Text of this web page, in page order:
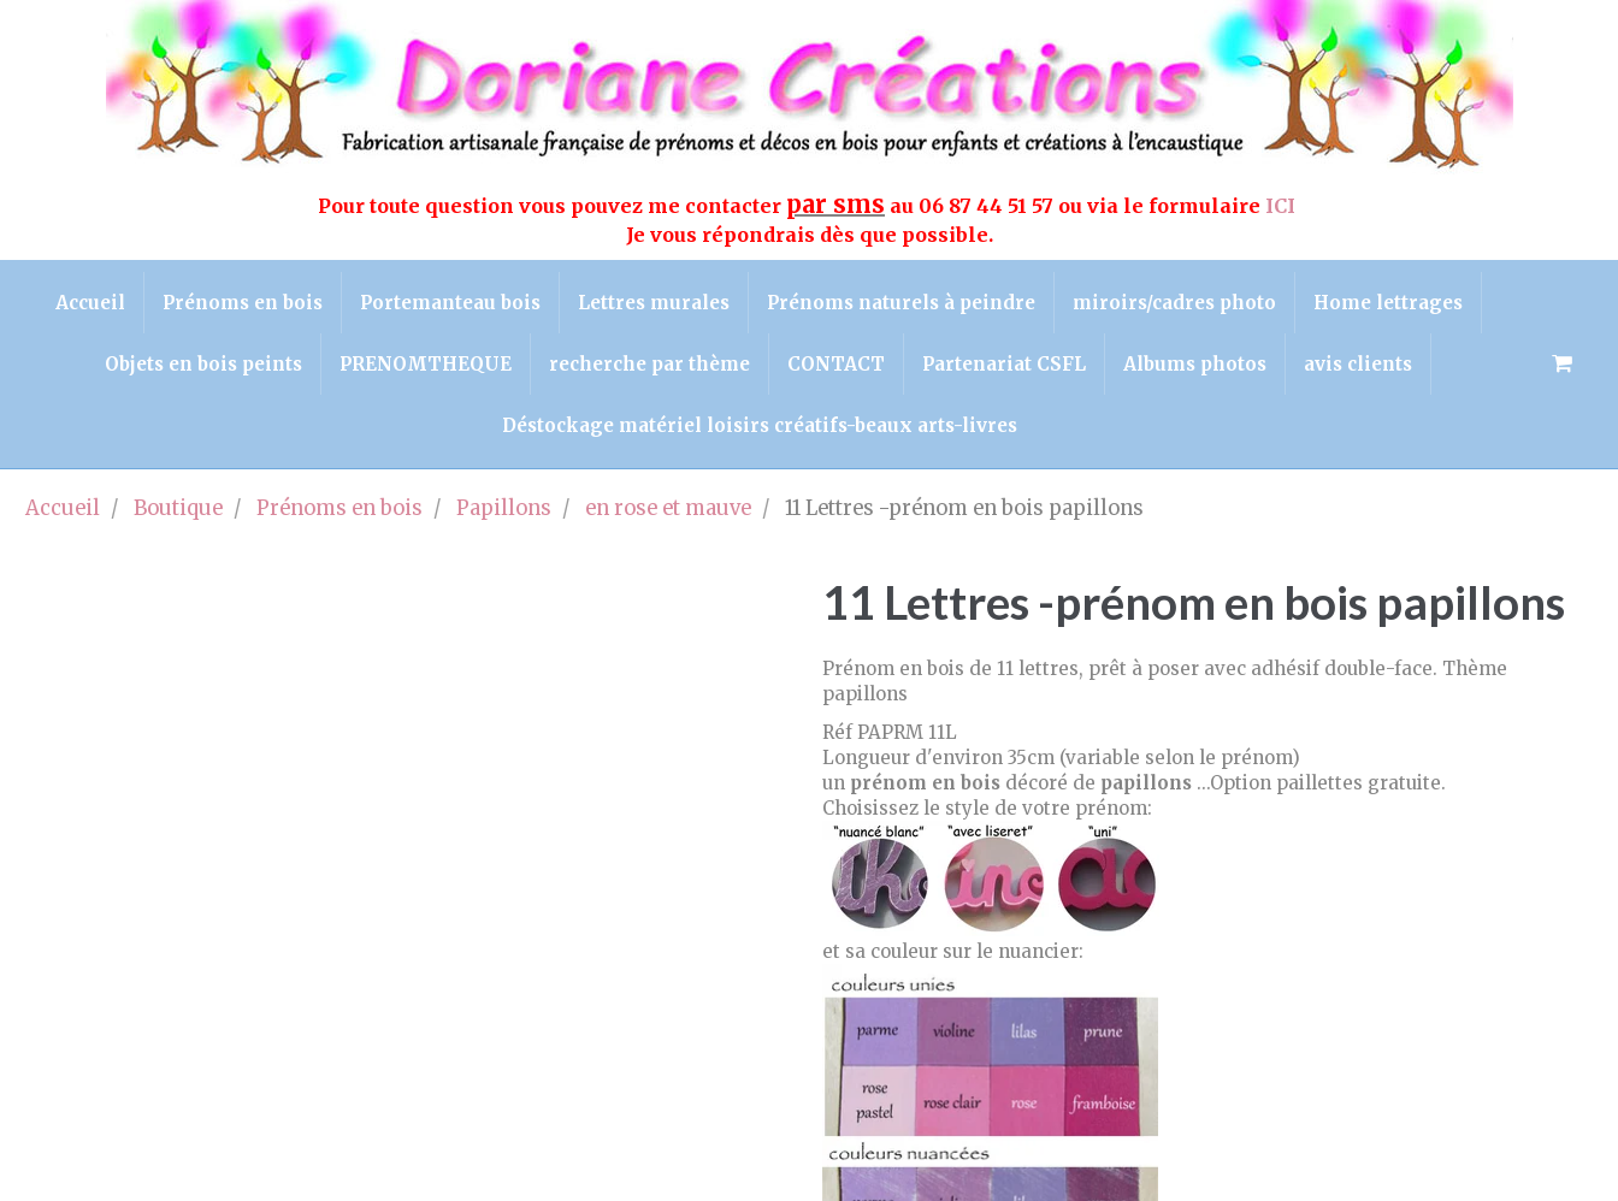
Pour toute question vous pouvez me contacter par sms au 06 87 44 51 57 ou via le formulaire ICI
Je vous répondrais dès que possible.
Accueil Prénoms en bois Portemanteau bois Lettres murales Prénoms naturels à peindre miroirs/cadres photo Home lettrages
Objets en bois peints PRENOMTHEQUE recherche par thème CONTACT Partenariat CSFL Albums photos avis clients
Déstockage matériel loisirs créatifs-beaux arts-livres
Accueil Boutique Prénoms en bois Papillons en rose et mauve 11 Lettres -prénom en bois papillons
11 Lettres -prénom en bois papillons
Prénom en bois de 11 lettres, prêt à poser avec adhésif double-face. Thème
papillons
Réf PAPRM 11L
Longueur d'environ 35cm (variable selon le prénom)
un prénom en bois décoré de papillons ...Option paillettes gratuite.
Choisissez le style de votre prénom:
et sa couleur sur le nuancier: